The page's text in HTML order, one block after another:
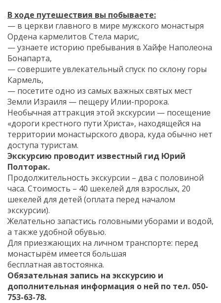
В ходе путешествия вы побываете:
— в церкви главного в мире мужского монастыря
Ордена кармелитов Стела марис,
— узнаете историю пребывания в Хайфе Наполеона
Бонапарта,
— совершите увлекательный спуск по склону горы
Кармель,
— посетите одно из самых важных святых мест
Земли Израиля — пещеру Илии-пророка.
Необычная аттракция этой экскурсии — посещение
«дороги крестного пути Христа», находящейся на
территории монастырского двора, куда обычно нет
доступа туристам.
Экскурсию проводит известный гид Юрий
Полторак.
Продолжительность экскурсии – два с половиной
часа. Стоимость – 40 шекелей для взрослых, 20
шекелей для детей (оплата перед началом
экскурсии).
Желательно запастись головными уборами и водой,
а также удобной обувью.
Для приезжающих на личном транспорте: перед
монастырём имеется большая
бесплатная автостоянка.
Обязательная запись на экскурсию и
дополнительная информация о ней по тел. 050-
753-63-78.